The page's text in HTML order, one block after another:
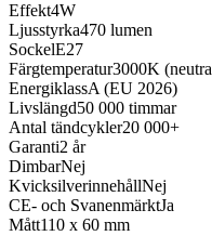
Effekt4W
Ljusstyrka470 lumen
SockelE27
Färgtemperatur3000K
EnergiklassA (EU 2026)
Livslängd50 000 timmar
Antal tändcykler20 000+
Garanti2 år
DimbarNej
KvicksilverinnehållNej
CE- och SvanenmärktJa
Mått110 x 60 mm